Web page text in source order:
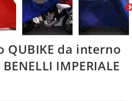
da interno
IMPERIALE